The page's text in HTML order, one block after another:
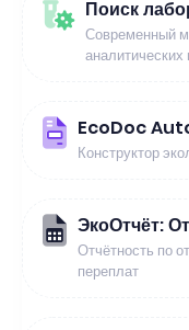
Поиск
Современный
EcoDoc
Конструктор
ЭкоОтчёт:
Отчётность по
переплат